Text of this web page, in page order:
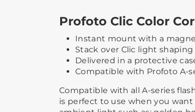
Profoto Clic Color
Instant mount with a
Stack over Clic light
Delivered in a protective
Compatible with Profoto A-
Compatible with all A-series
is perfect to use when you